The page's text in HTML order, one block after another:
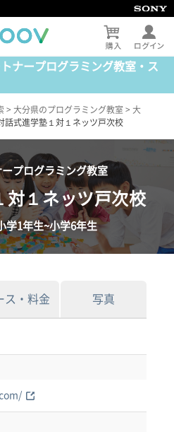
ナープログラミング教室・ス
> 大分県のプログラミング教室 > 大
話式進学塾１対１ネッツ戸次校
プログラミング教室
対１ネッツ戸次校
学1年生~小学6年生
ス・料金 写真